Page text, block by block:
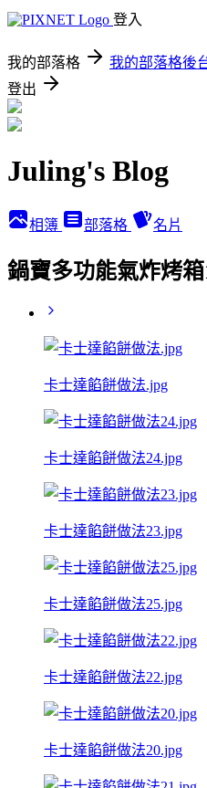
登入
我的部落格 我的部落格後
登出
Juling's Blog
相簿 部落格 名片
鍋寶多功能氣炸烤
卡士達餡餅做法.jpg
卡士達餡餅做法24.jpg
卡士達餡餅做法23.jpg
卡士達餡餅做法25.jpg
卡士達餡餅做法22.jpg
卡士達餡餅做法20.jpg